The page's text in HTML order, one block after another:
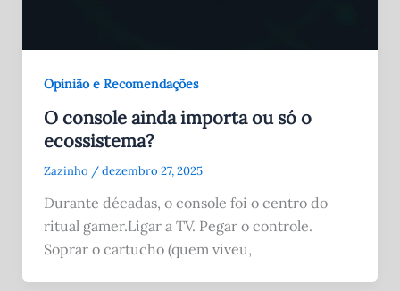
Opinião e Recomendações
O console ainda importa ou só o
ecossistema?
Zazinho /dezembro 27, 2025
Durante décadas, o console foi o centro do
ritual gamer.Ligar a TV. Pegar o controle.
Soprar o cartucho (quem viveu,